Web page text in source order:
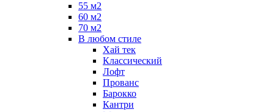
55 м2
60 м2
70 м2
В любом стиле
Хай тек
Классический
Лофт
Прованс
Барокко
Кантри